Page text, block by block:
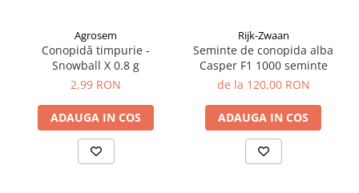
Agrosem
Conopidă timpurie -
Snowball X 0.8 g
2,99 RON
ADAUGA IN COS
Rijk-Zwaan
Seminte de conopida alba
Casper F1 1000 seminte
de la 120,00 RON
ADAUGA IN COS